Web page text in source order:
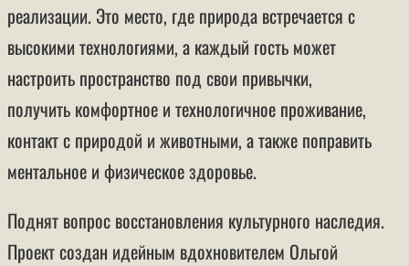
реализации. Это место, где природа встречается с
высокими технологиями, а каждый гость может
настроить пространство под свои привычки,
получить комфортное и технологичное проживание,
контакт с природой и животными, а также поправить
ментальное и физическое здоровье.
Поднят вопрос восстановления культурного наследия.
Проект создан идейным вдохновителем Ольгой